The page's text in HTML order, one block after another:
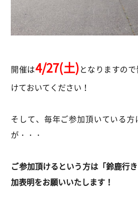
開催は4/27(土) となりますの
けておいてください！
そして、毎年ご参加頂いている
が・・・
ご参加頂けるという方は「鈴鹿行
加表明をお願いいたします！